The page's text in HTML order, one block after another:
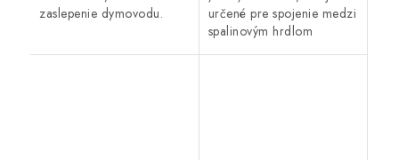
zaslepenie dymovodu.
určené pre spojenie medzi
spalinovým hrdlom